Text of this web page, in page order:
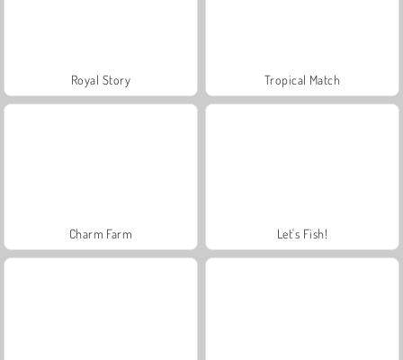
Royal Story Tropical Match
Charm Farm Let's Fish!